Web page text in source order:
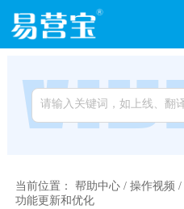
当前位置： 帮助中心/ 操作视频 /
功能更新和优化